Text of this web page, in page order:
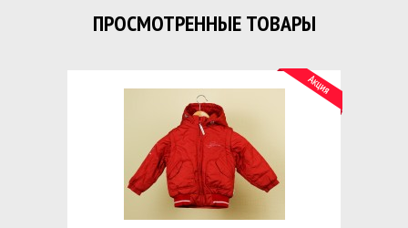
ПРОСМОТРЕННЫЕ ТОВАРЫ